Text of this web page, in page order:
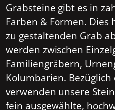
Grabsteine gibt es in
Farben & Formen. Dies
zu gestaltenden Grab
werden zwischen
Familiengräbern,
Kolumbarien.
verwenden unsere
fein ausgewählte,